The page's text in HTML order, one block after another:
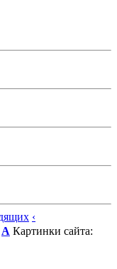
‹
A Картинки сайта: